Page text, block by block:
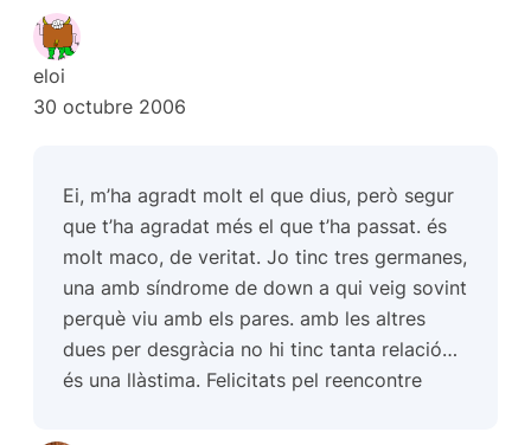
eloi
30 octubre 2006
Ei, m’ha agradt molt el que dius, però segur
que t’ha agradat més el que t’ha passat. és
molt maco, de veritat. Jo tinc tres germanes,
una amb síndrome de down a qui veig sovint
perquè viu amb els pares. amb les altres
dues per desgràcia no hi tinc tanta relació…
és una llàstima. Felicitats pel reencontre